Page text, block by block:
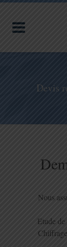
Devis
Nous
Etude